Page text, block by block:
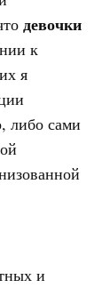
девочки
к
я
либо сами
и